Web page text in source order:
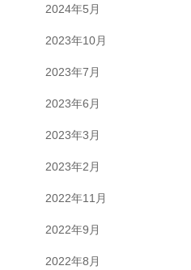
2024年5月
2023年10月
2023年7月
2023年6月
2023年3月
2023年2月
2022年11月
2022年9月
2022年8月